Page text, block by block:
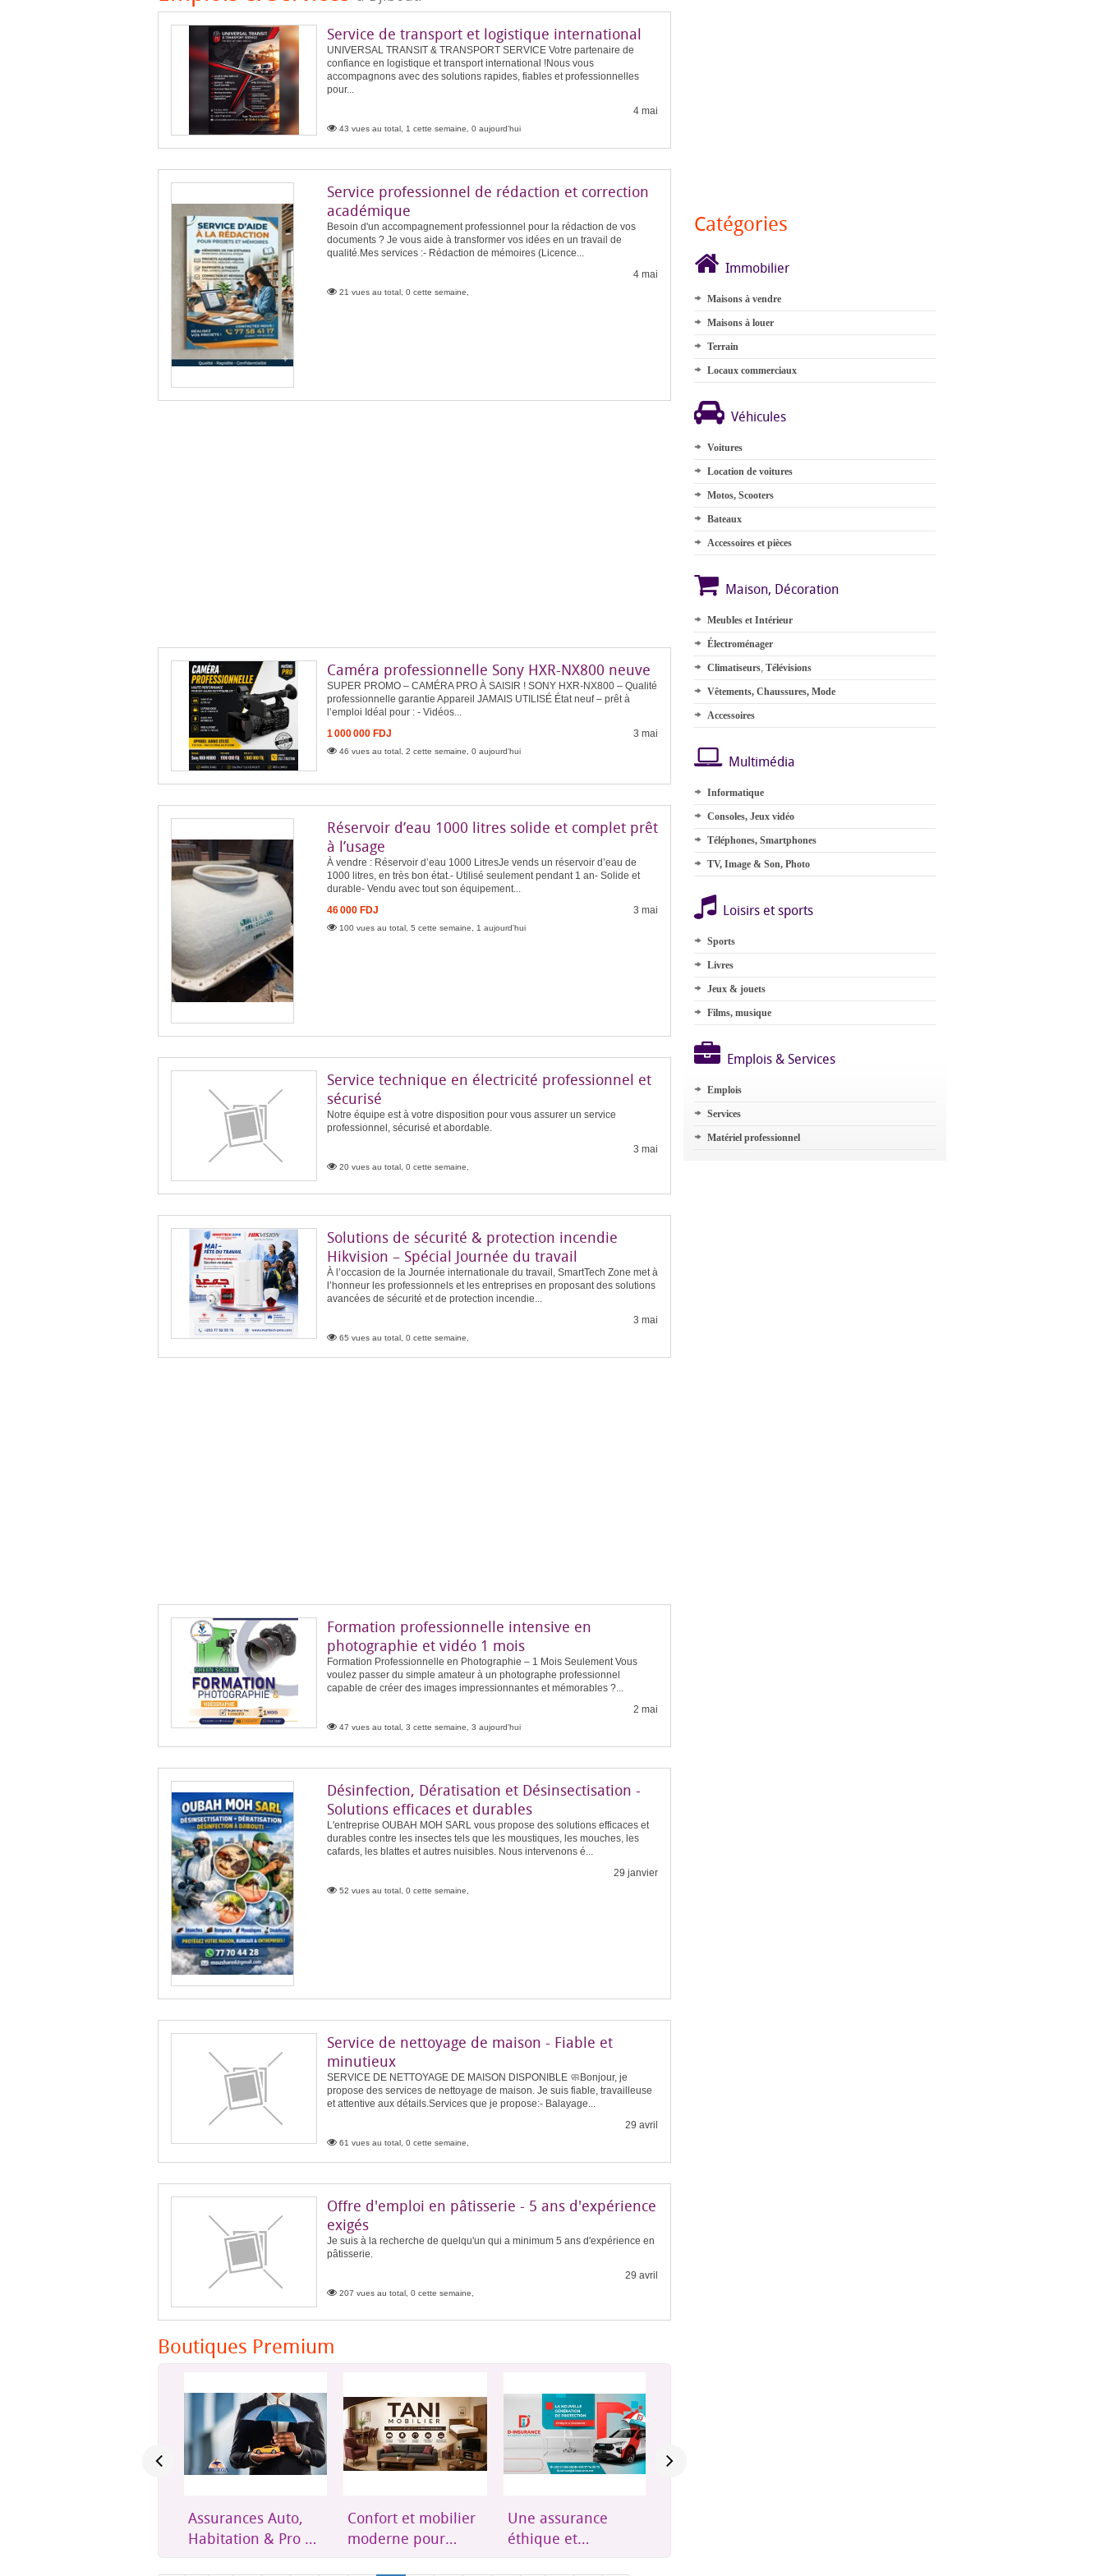
Service de transport et logistique international
UNIVERSAL TRANSIT & TRANSPORT SERVICE Votre partenaire de
confiance en logistique et transport international !Nous vous
accompagnons avec des solutions rapides, fiables et professionnelles
pour...
4 mai
43 vues au total, 1 cette semaine, 0 aujourd'hui
Service professionnel de rédaction et correction
académique
Besoin d'un accompagnement professionnel pour la rédaction de vos
documents ? Je vous aide à transformer vos idées en un travail de
qualité.Mes services :- Rédaction de mémoires (Licence...
4 mai
21 vues au total, 0 cette semaine,
Caméra professionnelle Sony HXR-NX800 neuve
SUPER PROMO – CAMÉRA PRO À SAISIR ! SONY HXR-NX800 – Qualité
professionnelle garantie Appareil JAMAIS UTILISÉ État neuf – prêt à
l’emploi Idéal pour : - Vidéos...
1 000 000 FDJ
3 mai
46 vues au total, 2 cette semaine, 0 aujourd'hui
Réservoir d’eau 1000 litres solide et complet prêt
à l’usage
À vendre : Réservoir d’eau 1000 LitresJe vends un réservoir d’eau de
1000 litres, en très bon état.- Utilisé seulement pendant 1 an- Solide et
durable- Vendu avec tout son équipement...
46 000 FDJ
3 mai
100 vues au total, 5 cette semaine, 1 aujourd'hui
Service technique en électricité professionnel et
sécurisé
Notre équipe est à votre disposition pour vous assurer un service
professionnel, sécurisé et abordable.
3 mai
20 vues au total, 0 cette semaine,
Solutions de sécurité & protection incendie
Hikvision – Spécial Journée du travail
À l’occasion de la Journée internationale du travail, SmartTech Zone met à
l’honneur les professionnels et les entreprises en proposant des solutions
avancées de sécurité et de protection incendie...
3 mai
65 vues au total, 0 cette semaine,
Formation professionnelle intensive en
photographie et vidéo 1 mois
Formation Professionnelle en Photographie – 1 Mois Seulement Vous
voulez passer du simple amateur à un photographe professionnel
capable de créer des images impressionnantes et mémorables ?...
2 mai
47 vues au total, 3 cette semaine, 3 aujourd'hui
Désinfection, Dératisation et Désinsectisation -
Solutions efficaces et durables
L'entreprise OUBAH MOH SARL vous propose des solutions efficaces et
durables contre les insectes tels que les moustiques, les mouches, les
cafards, les blattes et autres nuisibles. Nous intervenons é...
29 janvier
52 vues au total, 0 cette semaine,
Service de nettoyage de maison - Fiable et
minutieux
SERVICE DE NETTOYAGE DE MAISON DISPONIBLE 🧼Bonjour, je
propose des services de nettoyage de maison. Je suis fiable, travailleuse
et attentive aux détails.Services que je propose:- Balayage...
29 avril
61 vues au total, 0 cette semaine,
Offre d'emploi en pâtisserie - 5 ans d'expérience
exigés
Je suis à la recherche de quelqu'un qui a minimum 5 ans d'expérience en
pâtisserie.
29 avril
207 vues au total, 0 cette semaine,
Boutiques Premium
Confort et mobilier
moderne pour
Une assurance
éthique et
Groupes
électrogènes,
Catégories
Immobilier
Maisons à vendre
Maisons à louer
Terrain
Locaux commerciaux
Véhicules
Voitures
Location de voitures
Motos, Scooters
Bateaux
Accessoires et pièces
Maison, Décoration
Meubles et Intérieur
Électroménager
Climatiseurs, Télévisions
Vêtements, Chaussures, Mode
Accessoires
Multimédia
Informatique
Consoles, Jeux vidéo
Téléphones, Smartphones
TV, Image & Son, Photo
Loisirs et sports
Sports
Livres
Jeux & jouets
Films, musique
Emplois & Services
Emplois
Services
Matériel professionnel